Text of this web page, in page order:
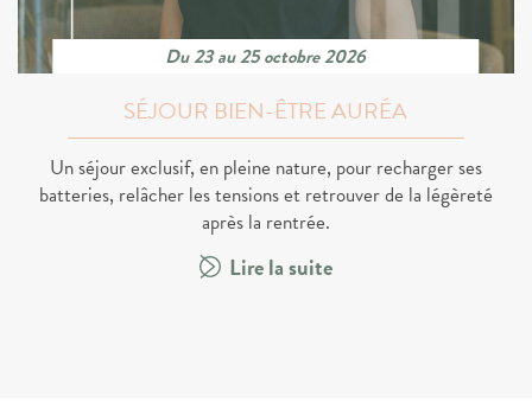
Du 23 au 25 octobre 2026
SÉJOUR BIEN-ÊTRE AURÉA
Un séjour exclusif, en pleine nature, pour recharger ses
batteries, relâcher les tensions et retrouver de la légèreté
après la rentrée.
Lire la suite